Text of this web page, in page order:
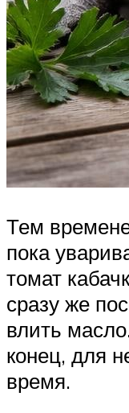
Тем
пока
томат
сразу же
влить
конец, для
время.